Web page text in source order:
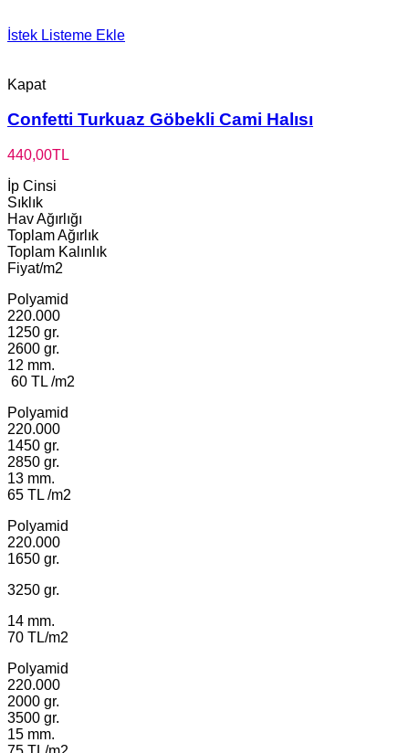
İstek Listeme Ekle
Kapat
Confetti Turkuaz Göbekli Cami Halısı
440,00TL
İp Cinsi
Sıklık
Hav Ağırlığı
Toplam Ağırlık
Toplam Kalınlık
Fiyat/m2
Polyamid
220.000
1250 gr.
2600 gr.
12 mm.
60 TL /m2
Polyamid
220.000
1450 gr.
2850 gr.
13 mm.
65 TL /m2
Polyamid
220.000
1650 gr.
3250 gr.
14 mm.
70 TL/m2
Polyamid
220.000
2000 gr.
3500 gr.
15 mm.